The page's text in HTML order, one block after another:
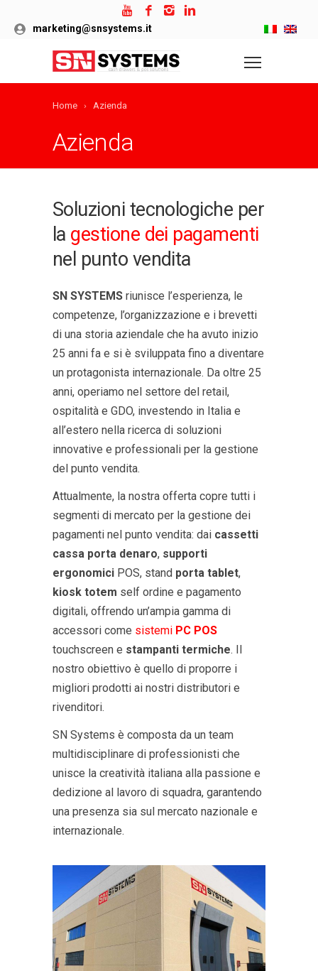
marketing@snsystems.it
Home Azienda
Azienda
Soluzioni tecnologiche per
la gestione dei pagamenti
nel punto vendita
SN SYSTEMS riunisce l’esperienza, le
competenze, l’organizzazione e i brevetti
di una storia aziendale che ha avuto inizio
25 anni fa e si è sviluppata fino a diventare
un protagonista internazionale. Da oltre 25
anni, operiamo nel settore del retail,
ospitalità e GDO, investendo in Italia e
all’estero nella ricerca di soluzioni
innovative e professionali per la gestione
del punto vendita.
Attualmente, la nostra offerta copre tutti i
segmenti di mercato per la gestione dei
pagamenti nel punto vendita: dai cassetti
cassa porta denaro, supporti
ergonomici POS, stand porta tablet,
kiosk totem self ordine e pagamento
digitali, offrendo un’ampia gamma di
accessori come sistemi PC POS
touchscreen e stampanti termiche. Il
nostro obiettivo è quello di proporre i
migliori prodotti ai nostri distributori e
rivenditori.
SN Systems è composta da un team
multidisciplinare di professionisti che
unisce la creatività italiana alla passione e
dedizione al lavoro di squadra, garantendo
una presenza sia sul mercato nazionale e
internazionale.